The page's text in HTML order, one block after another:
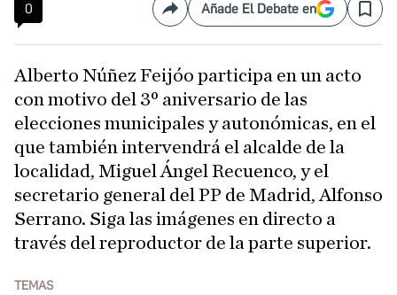
0 CompartirAñade El Debate en Save
Alberto Núñez Feijóo participa en un acto
con motivo del 3º aniversario de las
elecciones municipales y autonómicas, en el
que también intervendrá el alcalde de la
localidad, Miguel Ángel Recuenco, y el
secretario general del PP de Madrid, Alfonso
Serrano. Siga las imágenes en directo a
través del reproductor de la parte superior.
TEMAS